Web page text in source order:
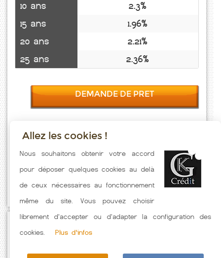
10 ans
2.3%
15 ans
1.96%
20 ans
2.21%
25 ans
2.36%
DEMANDE DE PRET
Taux emprunt actualisés (Escosse) toutes les semaines. Taux
Immobilier pratiqués par nos partenaires bancaires. Meilleur Taux
hors assurance. Taux crédit immobilier indicatif fonction des
caractéristiques de l'emprunteur.
Allez les cookies !
Nous souhaitons obtenir votre accord
pour déposer quelques cookies au delà
de ceux nécessaires au fonctionnement
même du site. Vous pouvez choisir
librement d'accepter ou d'adapter la configuration des
cookies.
Plus d'infos